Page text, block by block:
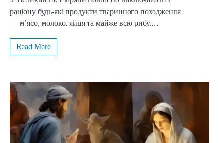
раціону будь-які продукти тваринного походження
— м’ясо, молоко, яйця та майже всю рибу.…
Read More